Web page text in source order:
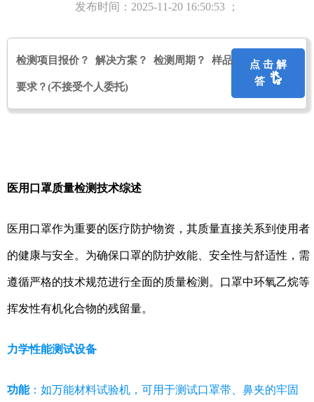
发布时间： 2025-11-20 16:50:53 ；
检测项目报价？ 解决方案？ 检测周期？ 样品
要求？(不接受个人委托)
点 击 解
答
医用口罩质量检测技术综述
医用口罩作为重要的医疗防护物资，其质量直接关系到使用者
的健康与安全。为确保口罩的防护效能、安全性与舒适性，需
遵循严格的技术规范进行全面的质量检测。口罩中环氧乙烷等
挥发性有机化合物的残留量。
力学性能测试设备
功能：如万能材料试验机，可用于测试口罩带、鼻夹的牢固